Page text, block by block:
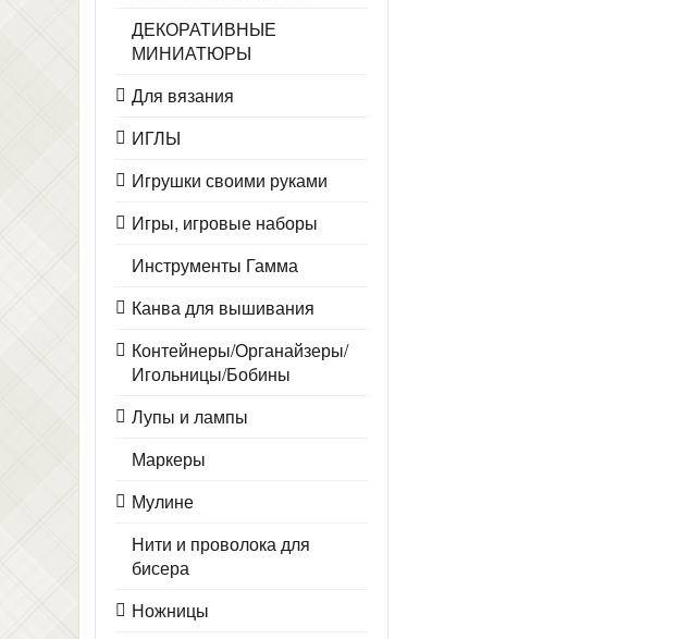
ДЕКОРАТИВНЫЕ
МИНИАТЮРЫ
Для вязания
ИГЛЫ
Игрушки своими руками
Игры, игровые наборы
Инструменты Гамма
Канва для вышивания
Контейнеры/Органайзеры/
Игольницы/Бобины
Лупы и лампы
Маркеры
Мулине
Нити и проволока для
бисера
Ножницы